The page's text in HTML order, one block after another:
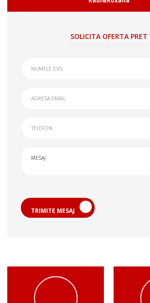
SOLICITA OFERTA PRET
TRIMITE MESAJ